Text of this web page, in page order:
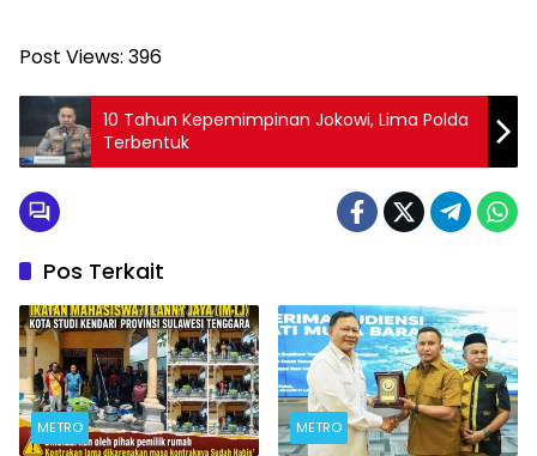
Post Views: 396
10 Tahun Kepemimpinan Jokowi, Lima Polda
Terbentuk
Pos Terkait
METRO METRO